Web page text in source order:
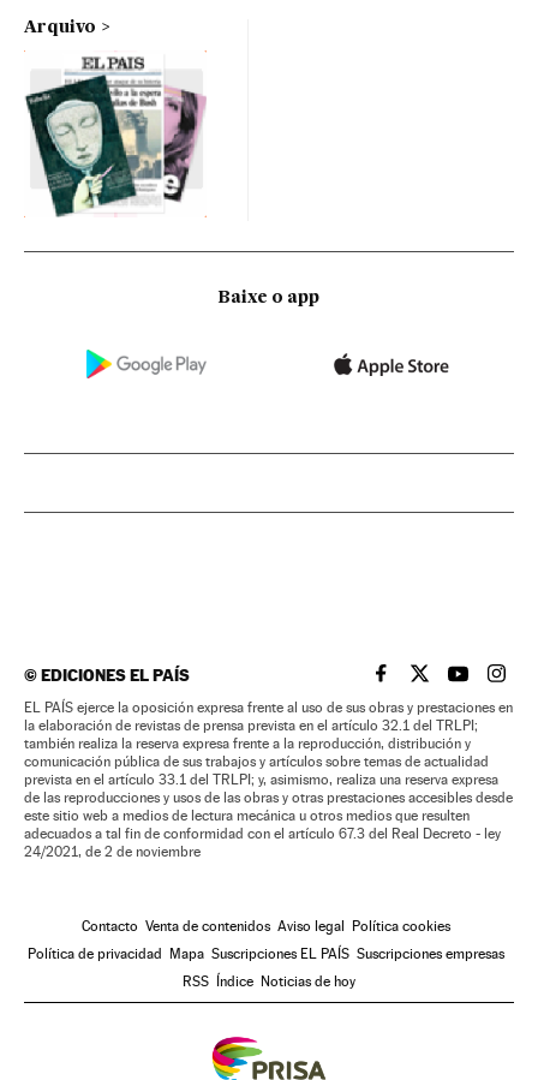
Arquivo
Baixe o app
©EDICIONES EL PAÍS EL PAÍS BRASIL EN
EL PAÍSEL PAÍS
EL
EL PAÍS ejerce la oposición expresa frente al uso de sus obras y prestaciones en
la elaboración de revistas de prensa prevista en el artículo 32.1 del TRLPI;
también realiza la reserva expresa frente a la reproducción, distribución y
comunicación pública de sus trabajos y artículos sobre temas de actualidad
prevista en el artículo 33.1 del TRLPI; y, asimismo, realiza una reserva expresa
de las reproducciones y usos de las obras y otras prestaciones accesibles desde
este sitio web a medios de lectura mecánica u otros medios que resulten
adecuados a tal fin de conformidad con el artículo 67.3 del Real Decreto - ley
24/2021, de 2 de noviembre
Contacto Venta de contenidos Aviso legal Política cookies
Política de privacidad Mapa Suscripciones EL PAÍS Suscripciones empresas
RSS Índice Noticias de hoy